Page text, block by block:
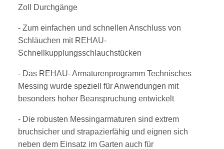
Zoll Durchgänge
- Zum einfachen und schnellen Anschluss von
Schläuchen mit REHAU-
Schnellkupplungsschlauchstücken
- Das REHAU- Armaturenprogramm Technisches
Messing wurde speziell für Anwendungen mit
besonders hoher Beanspruchung entwickelt
- Die robusten Messingarmaturen sind extrem
bruchsicher und strapazierfähig und eignen sich
neben dem Einsatz im Garten auch für